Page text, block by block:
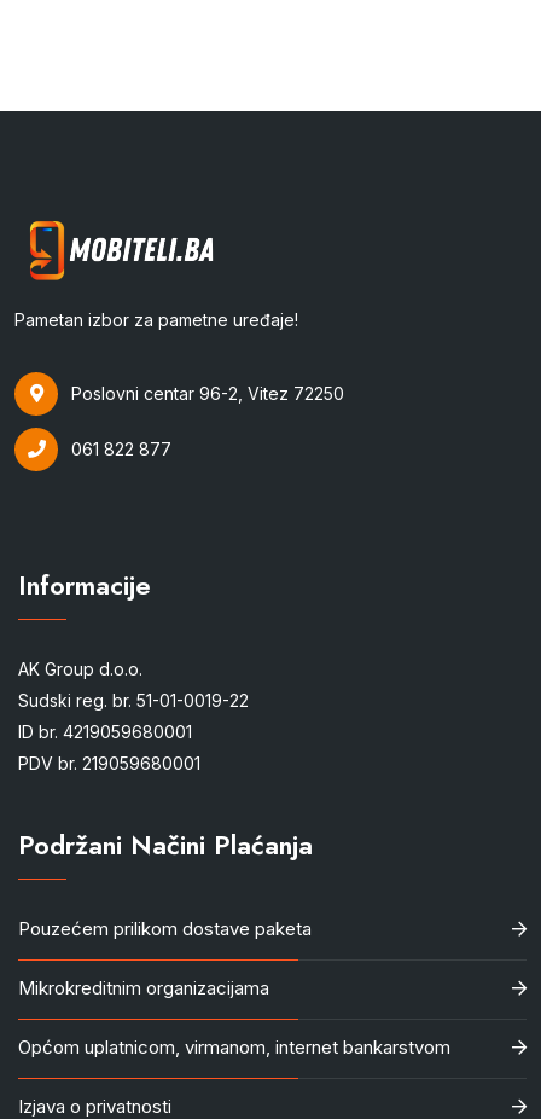
Pametan izbor za pametne uređaje!
Poslovni centar 96-2, Vitez 72250
061 822 877
Informacije
AK Group d.o.o.
Sudski reg. br. 51-01-0019-22
ID br. 4219059680001
PDV br. 219059680001
Podržani Načini Plaćanja
Pouzećem prilikom dostave paketa
Mikrokreditnim organizacijama
Općom uplatnicom, virmanom, internet bankarstvom
Izjava o privatnosti